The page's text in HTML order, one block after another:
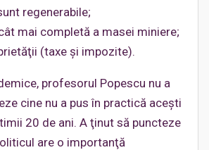
regenerabile;
mai completă a masei miniere;
(taxe şi impozite).
profesorul Popescu nu a
cine nu a pus în practică aceşti
20 de ani. A ţinut să puncteze
are o importanţă